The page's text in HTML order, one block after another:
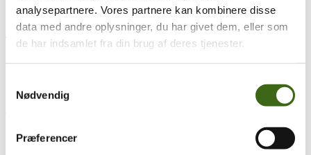
analysepartnere. Vores partnere kan kombinere disse
data med andre oplysninger, du har givet dem, eller som
de har indsamlet fra din brug af deres tjenester.
Nødvendig
Præferencer
Kursus til buejagttegn
22. marts 2017
Tips & tricks
Følg os – vi er sociale